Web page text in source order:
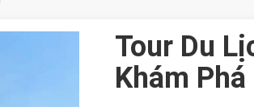
Tour Du
Khám